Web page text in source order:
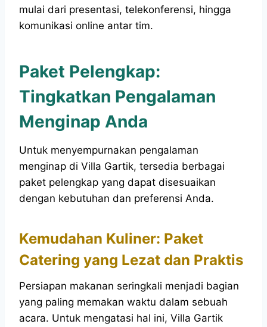
mulai dari presentasi, telekonferensi, hingga
komunikasi online antar tim.
Paket Pelengkap:
Tingkatkan Pengalaman
Menginap Anda
Untuk menyempurnakan pengalaman
menginap di Villa Gartik, tersedia berbagai
paket pelengkap yang dapat disesuaikan
dengan kebutuhan dan preferensi Anda.
Kemudahan Kuliner: Paket
Catering yang Lezat dan Praktis
Persiapan makanan seringkali menjadi bagian
yang paling memakan waktu dalam sebuah
acara. Untuk mengatasi hal ini, Villa Gartik